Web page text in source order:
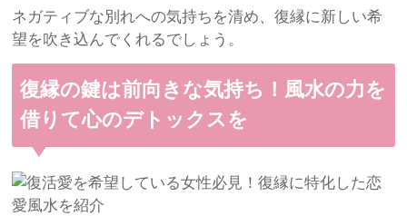
ネガティブな別れへの気持ちを清め、復縁に新しい希
望を吹き込んでくれるでしょう。
復縁の鍵は前向きな気持ち！風水の力を
借りて心のデトックスを